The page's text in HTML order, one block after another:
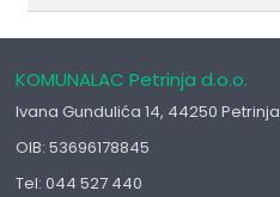
KOMUNALAC Petrinja d.o.o.
Ivana Gundulića 14, 44250 Petrinja
OIB: 53696178845
Tel: 044 527 440